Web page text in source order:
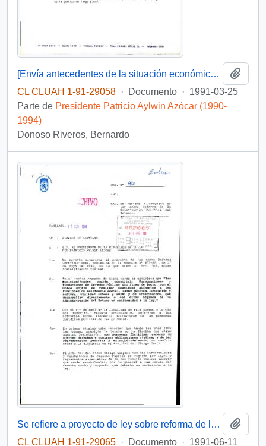
[Envía antecedentes de la situación económica de la Universidad Católica de Valparaíso]
CL CLUAH 1-91-29058 · Documento · 1991-03-25
Parte de Presidente Patricio Aylwin Azócar (1990-
1994)
Donoso Riveros, Bernardo
Se refiere a proyecto de ley sobre reforma de la Constitución Política del Estado
CL CLUAH 1-91-29065 · Documento · 1991-06-11